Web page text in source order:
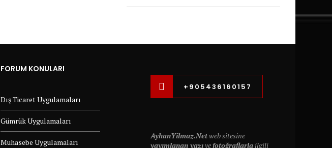
FORUM KONULARI
Dış Ticaret Uygulamaları
Gümrük Uygulamaları
Muhasebe Uygulamaları
+905436160157
AyhanYilmaz.Netweb sitesine
yayımlanan yazıvefotoğraflarla ilgili